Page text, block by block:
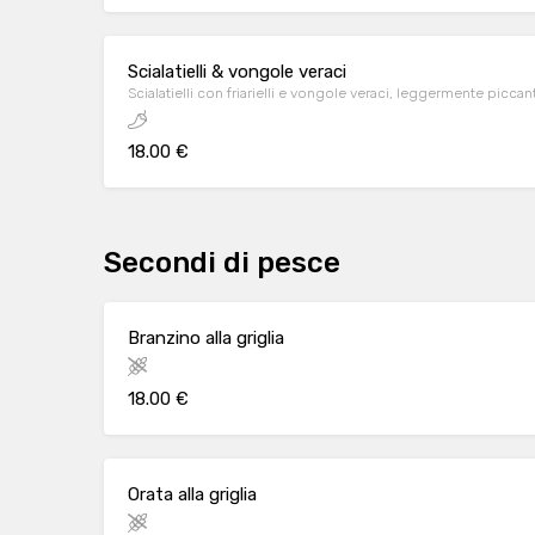
Scialatielli & vongole veraci
Scialatielli con friarielli e vongole veraci, leggermente
18.00 €
Secondi di pesce
Branzino alla griglia
18.00 €
Orata alla griglia